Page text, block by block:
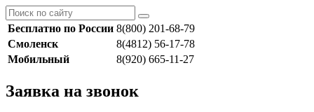
Бесплатно по России 8(800) 201-68-79
Смоленск
8(4812) 56-17-78
Мобильный
8(920) 665-11-27
Заявка на звонок